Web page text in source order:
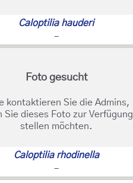
Caloptilia hauderi
-
Foto gesucht
kontaktieren Sie die Admins,
Sie dieses Foto zur Verfügung
stellen möchten.
Caloptilia rhodinella
-